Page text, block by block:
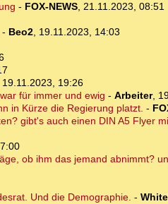
- FOX-NEWS, 21.11.2023, 08:51
- Beo2, 19.11.2023, 14:03
19.11.2023, 19:26
für immer und ewig - Arbeiter,
in Kürze die Regierung platzt. -
gibt's auch einen DIN A5 Flyer
ob ihm das jemand abnimmt?
Und die Demographie. -